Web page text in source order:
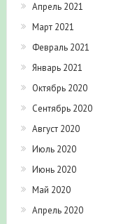
Апрель 2021
Март 2021
Февраль 2021
Январь 2021
Октябрь 2020
Сентябрь 2020
Август 2020
Июль 2020
Июнь 2020
Май 2020
Апрель 2020